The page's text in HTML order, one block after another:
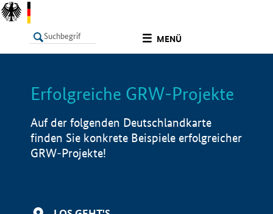
MENÜ
LISTE Info
Erfolgreiche GRW-Projekte
Auf der folgenden Deutschlandkarte
finden Sie konkrete Beispiele erfolgreicher
GRW-Projekte!